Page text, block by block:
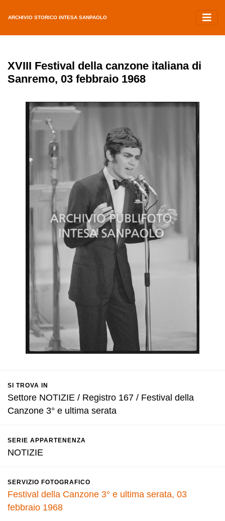
ARCHIVIO STORICO INTESA SANPAOLO
XVIII Festival della canzone italiana di
Sanremo, 03 febbraio 1968
SI TROVA IN
Settore NOTIZIE / Registro 167 / Festival della
Canzone 3° e ultima serata
SERIE APPARTENENZA
NOTIZIE
SERVIZIO FOTOGRAFICO
Festival della Canzone 3° e ultima serata, 03
febbraio 1968